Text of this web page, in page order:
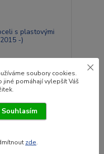
plastovými schůdky
soubory cookies.
jiné pomáhají vylepšít Váš
Souhlasím
zde.